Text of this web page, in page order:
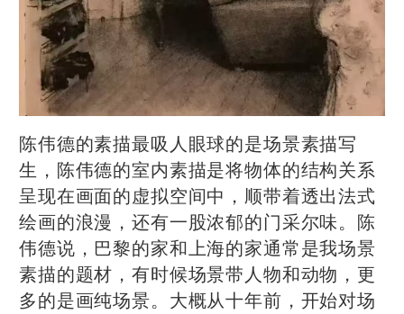
陈伟德的素描最吸人眼球的是场景素描写
生，陈伟德的室内素描是将物体的结构关系
呈现在画面的虚拟空间中，顺带着透出法式
绘画的浪漫，还有一股浓郁的门采尔味。陈
伟德说，巴黎的家和上海的家通常是我场景
素描的题材，有时候场景带人物和动物，更
多的是画纯场景。大概从十年前，开始对场